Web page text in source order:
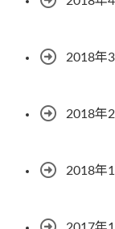
2018年3
2018年2
2018年1